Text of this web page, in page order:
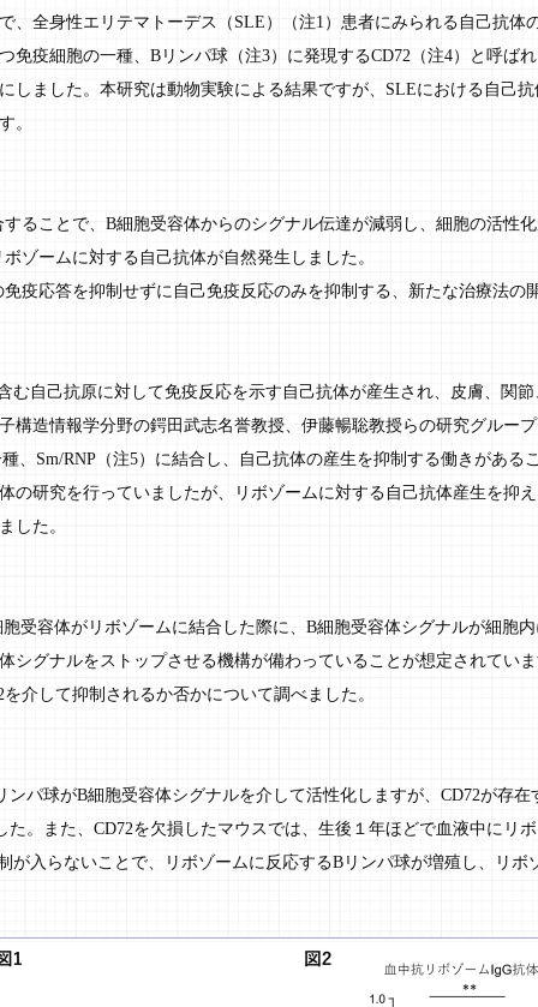
、全身性エリテマトーデス（SLE）（注1）患者にみられる自己抗体
免疫細胞の一種、Bリンパ球（注3）に発現するCD72（注4）と呼ば
しました。本研究は動物実験による結果ですが、SLEにおける自己
。
ることで、B細胞受容体からのシグナル伝達が減弱し、細胞の活性
ゾームに対する自己抗体が自然発生しました。
疫応答を抑制せずに自己免疫反応のみを抑制する、新たな治療法の
む自己抗原に対して免疫反応を示す自己抗体が産生され、皮膚、関
構造情報学分野の鍔田武志名誉教授、伊藤暢聡教授らの研究グルー
、Sm/RNP（注5）に結合し、自己抗体の産生を抑制する働きがあ
の研究を行っていましたが、リボゾームに対する自己抗体産生を抑
した。
受容体がリボゾームに結合した際に、B細胞受容体シグナルが細胞
シグナルをストップさせる機構が備わっていることが想定されてい
介して抑制されるか否かについて調べました。
パ球がB細胞受容体シグナルを介して活性化しますが、CD72が存
。また、CD72を欠損したマウスでは、生後１年ほどで血液中にリ
が入らないことで、リボゾームに反応するBリンパ球が増殖し、リ